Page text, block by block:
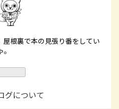
屋根裏で本の見張り番をしてい
グについて